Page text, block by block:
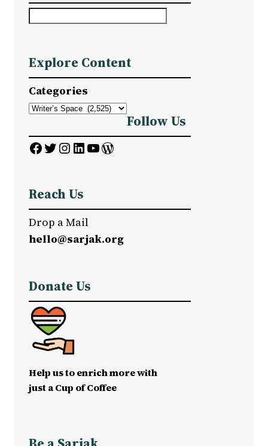
r
c
h
Explore Content
Categories
Follow Us
Facebook Twitter InstagramLinkedIn YouTube WordPress
Reach Us
Drop a Mail
hello@sarjak.org
Donate Us
Help us to enrich more with
just a Cup of Coffee